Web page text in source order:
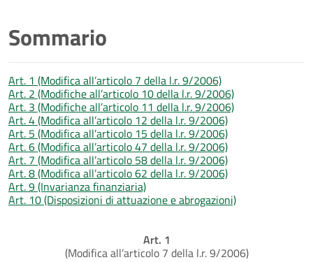
Sommario
Art. 1 (Modifica all’articolo 7 della l.r. 9/2006)
Art. 2 (Modifiche all’articolo 10 della l.r. 9/2006)
Art. 3 (Modifiche all’articolo 11 della l.r. 9/2006)
Art. 4 (Modifica all’articolo 12 della l.r. 9/2006)
Art. 5 (Modifica all’articolo 15 della l.r. 9/2006)
Art. 6 (Modifica all’articolo 47 della l.r. 9/2006)
Art. 7 (Modifica all’articolo 58 della l.r. 9/2006)
Art. 8 (Modifica all’articolo 62 della l.r. 9/2006)
Art. 9 (Invarianza finanziaria)
Art. 10 (Disposizioni di attuazione e abrogazioni)
Art. 1
(Modifica all’articolo 7 della l.r. 9/2006)